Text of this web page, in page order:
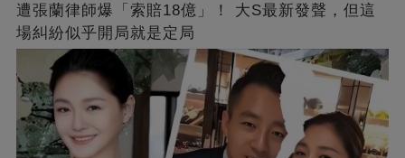
遭張蘭律師爆「索賠18億」！ 大S最新發聲，但這
場糾紛似乎開局就是定局